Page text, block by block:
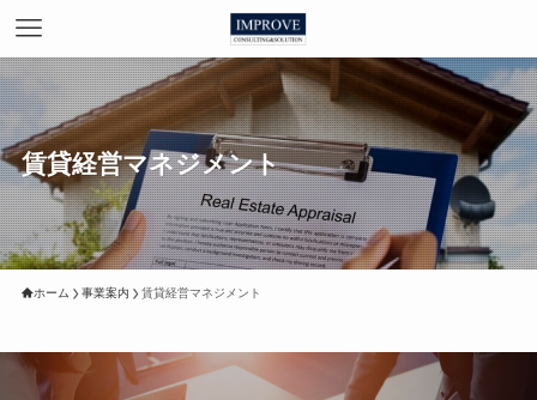
賃貸経営マネジメント
ホーム 事業案内 賃貸経営マネジメント